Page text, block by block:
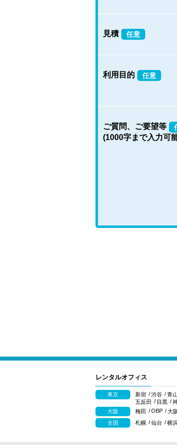
見積 任意
利用目的 任意
ご質問、ご要望等
(1000字まで入力可
レンタルオフィス
東京 新宿 渋谷 青山
五反田
目黒
大阪
梅田 OBP 大
全国
札幌 仙台 横